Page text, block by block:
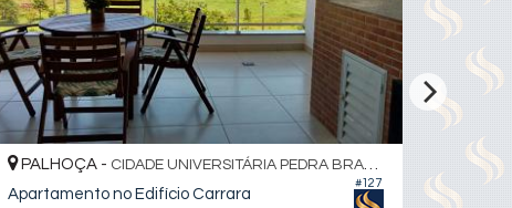
#127
PALHOÇA - CIDADE UNIVERSITÁRIA PEDRA BRANCA
Apartamento no Edifício Carrara